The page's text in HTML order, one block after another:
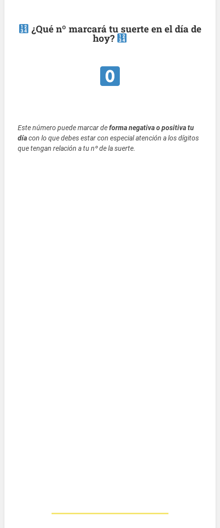
¿Qué nº marcará tu suerte en el día de
hoy?
Este número puede marcar deforma negativa o positiva tu
díacon lo que debes estar con especial atención a los dígitos
que tengan relación a tu nº de la suerte.